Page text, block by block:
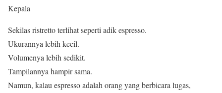
Kepala
Sekilas ristretto terlihat seperti adik espresso.
Ukurannya lebih kecil.
Volumenya lebih sedikit.
Tampilannya hampir sama.
Namun, kalau espresso adalah orang yang berbicara lugas,